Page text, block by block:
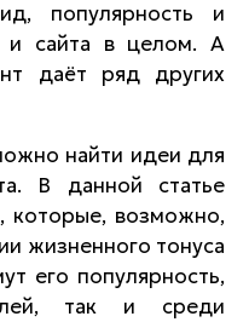
популярность и
и сайта в целом. А
даёт ряд других
найти идеи для
В данной статье
которые, возможно,
жизненного тонуса
его популярность,
так и среди